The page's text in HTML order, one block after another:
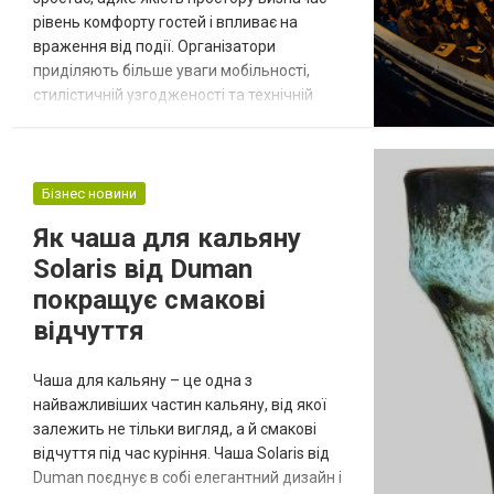
рівень комфорту гостей і впливає на
враження від події. Організатори
приділяють більше уваги мобільності,
стилістичній узгодженості та технічній
Підхід до меблів стає стратегічним, адже
фоном і перетворюються на інструмент
упр...
Бізнес новини
Як чаша для кальяну
Solaris від Duman
покращує смакові
відчуття
Чаша для кальяну – це одна з
найважливіших частин кальяну, від якої
залежить не тільки вигляд, а й смакові
відчуття під час куріння. Чаша Solaris від
Duman поєднує в собі елегантний дизайн і